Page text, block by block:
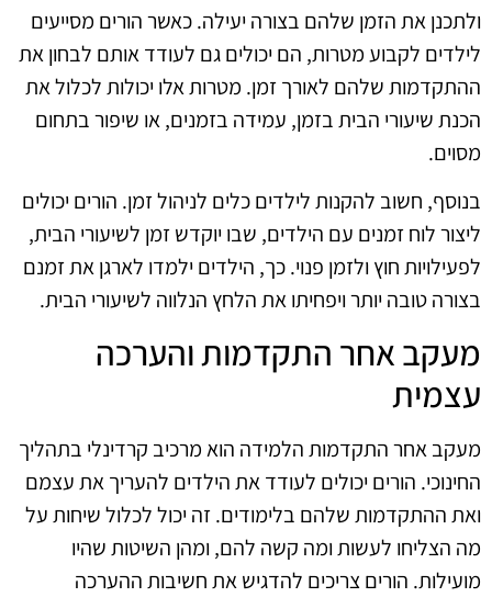
ולתכנן את הזמן שלהם בצורה יעילה. כאשר הורים מסייעים
לילדים לקבוע מטרות, הם יכולים גם לעודד אותם לבחון את
ההתקדמות שלהם לאורך זמן. מטרות אלו יכולות לכלול את
הכנת שיעורי הבית בזמן, עמידה בזמנים, או שיפור בתחום
מסוים.
בנוסף, חשוב להקנות לילדים כלים לניהול זמן. הורים יכולים
ליצור לוח זמנים עם הילדים, שבו יוקדש זמן לשיעורי הבית,
לפעילויות חוץ ולזמן פנוי. כך, הילדים ילמדו לארגן את זמנם
בצורה טובה יותר ויפחיתו את הלחץ הנלווה לשיעורי הבית.
מעקב אחר התקדמות והערכה
עצמית
מעקב אחר התקדמות הלמידה הוא מרכיב קרדינלי בתהליך
החינוכי. הורים יכולים לעודד את הילדים להעריך את עצמם
ואת ההתקדמות שלהם בלימודים. זה יכול לכלול שיחות על
מה הצליחו לעשות ומה קשה להם, ומהן השיטות שהיו
מועילות. הורים צריכים להדגיש את חשיבות ההערכה